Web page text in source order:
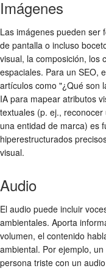
Imágenes
Las imágenes pueden ser
de pantalla o incluso
visual, la composición, los
espaciales. Para un SEO,
artículos como "¿Qué son
IA para mapear atributos
textuales (p. ej.,
una entidad de marca) es
hiperestructurados
visual.
Audio
El audio puede incluir
ambientales. Aporta
volumen, el contenido
ambiental. Por ejemplo,
persona triste con un